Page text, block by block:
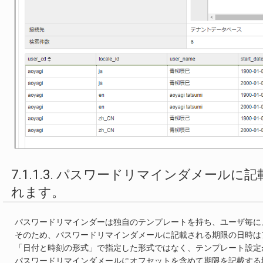
7.1.1.3. パスワードリマインダメールに
れます。
パスワードリマインダーは独自のテンプレートを持ち、ユーザ毎
そのため、パスワードリマインダメールに記載される期限の日時
「日付と時刻の形式」で指定した形式ではなく、テンプレート設
パスワードリマインダメールにオフセットを含めて期限を記載す